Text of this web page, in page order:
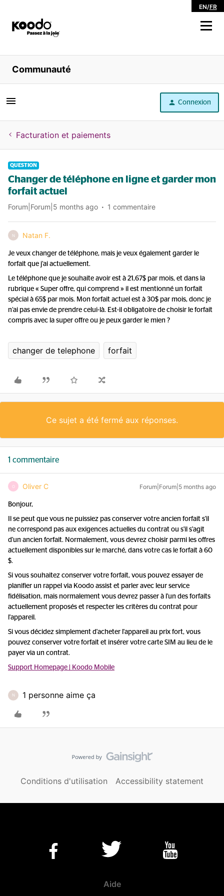
EN/FR
Magasiner
Libre service
Aide
Communauté
Connexion
Facturation et paiements
QUESTION
Changer de téléphone en ligne et garder mon
forfait actuel
Forum|Forum|5 months ago 1 commentaire
N Natan F.
Je veux changer de téléphone, mais je veux également garder le
forfait que j’ai actuellement.
Le téléphone que je souhaite avoir est à 21,67$ par mois, et dans la
rubrique « Super offre, qui comprend » il est mentionné un forfait
spécial à 65$ par mois. Mon forfait actuel est à 30$ par mois, donc je
n’ai pas envie de prendre celui-là. Est-il obligatoire de choisir le forfait
compris avec la super offre ou je peux garder le mien ?
changer de telephone forfait
Ce sujet a été fermé aux réponses.
1 commentaire
O Oliver C Forum|Forum|5 months ago
Bonjour,
Il se peut que vous ne puissiez pas conserver votre ancien forfait s'il
ne correspond pas aux exigences actuelles du contrat ou s'il s'agit
d'un ancien forfait. Normalement, vous devrez choisir parmi les offres
actuellement disponibles sur le marché, dans votre cas le forfait à 60
$.
Si vous souhaitez conserver votre forfait, vous pouvez essayer de
planifier un rappel via Koodo assist et parler avec leur service
fidélisation, mais normalement vous devrez passer à l'un des forfaits
actuellement proposés et respecter les critères du contrat pour
l'appareil.
Si vous décidez simplement d'acheter l'appareil au prix fort, vous
pouvez conserver votre forfait et insérer votre carte SIM au lieu de le
payer via un contrat.
Support Homepage | Koodo Mobile
N 1 personne aime ça
Conditions d'utilisation Accessibility statement
Aide